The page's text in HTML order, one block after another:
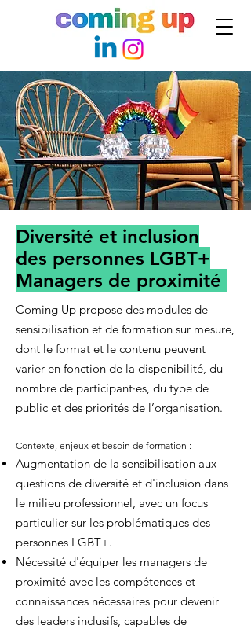
Diversité et inclusion
des personnes LGBT+
Managers de proximité
Coming Up propose des modules de
sensibilisation et de formation sur mesure,
dont le format et le contenu peuvent
varier en fonction de la disponibilité, du
nombre de participant·es, du type de
public et des priorités de l’organisation.
Contexte, enjeux et besoin de formation :
Augmentation de la sensibilisation aux
questions de diversité et d'inclusion dans
le milieu professionnel, avec un focus
particulier sur les problématiques des
personnes LGBT+.
Nécessité d'équiper les managers de
proximité avec les compétences et
connaissances nécessaires pour devenir
des leaders inclusifs, capables de